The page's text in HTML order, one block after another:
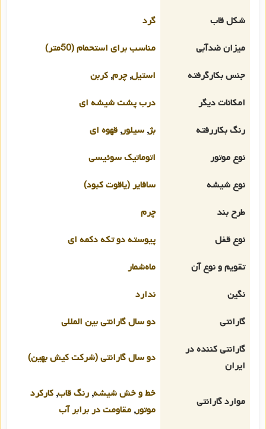
شکل قاب
گرد
میزان ضدآبی
مناسب برای استحمام (50متر)
جنس بکارگرفته
استیل,چرم, کربن
امکانات دیگر
درب پشت شیشه ای
رنگ بکاررفته
بژ, سیلور, قهوه ای
نوع موتور
اتوماتیک سوئیسی
نوع شیشه
سافایر (یاقوت کبود)
طرح بند
چرم
نوع قفل
پیوسته دو تکه دکمه ای
تقویم و نوع آن
ماه‌شمار
نگین
ندارد
گارانتی
دو سال گارانتی بین المللی
گارانتی کننده در
ایران
دو سال گارانتی (شرکت کیش بهین)
موارد گارانتی
خط و خش شیشه, رنگ قاب, کارکرد
موتور, مقاومت در برابر آب